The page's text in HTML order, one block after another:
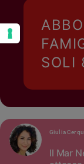
SOLI
Il Mar
Giulia